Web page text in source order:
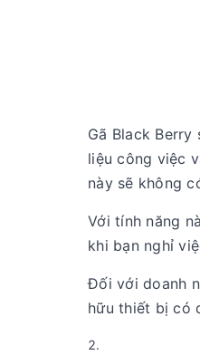
Gã Black
liệu công việc
này sẽ không
Với tính năng
khi bạn nghỉ
Đối với doanh
hữu thiết bị có